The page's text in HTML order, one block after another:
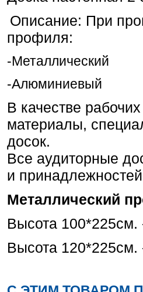
Описание: При
профиля:
-Металлический
-Алюминиевый
В качестве
материалы,
досок.
Все аудиторные
и
Металлический
Высота 100*225см.
Высота 120*225см.